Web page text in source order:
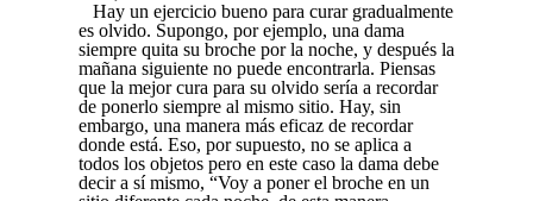
Hay un ejercicio bueno para curar gradualmente
es olvido. Supongo, por ejemplo, una dama
siempre quita su broche por la noche, y después la
mañana siguiente no puede encontrarla. Piensas
que la mejor cura para su olvido sería a recordar
de ponerlo siempre al mismo sitio. Hay, sin
embargo, una manera más eficaz de recordar
donde está. Eso, por supuesto, no se aplica a
todos los objetos pero en este caso la dama debe
decir a sí mismo, “Voy a poner el broche en un